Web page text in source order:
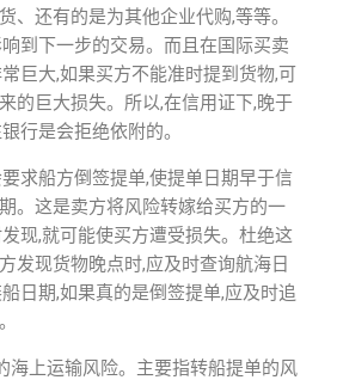
、还有的是为其他企业代购,等等。
到下一步的交易。而且在国际买卖
巨大,如果买方不能准时提到货物,可
的巨大损失。所以,在信用证下,晚于
行是会拒绝依附的。
求船方倒签提单,使提单日期早于信
。这是卖方将风险转嫁给买方的一
现,就可能使买方遭受损失。杜绝这
发现货物晚点时,应及时查询航海日
日期,如果真的是倒签提单,应及时追
海上运输风险。主要指转船提单的风